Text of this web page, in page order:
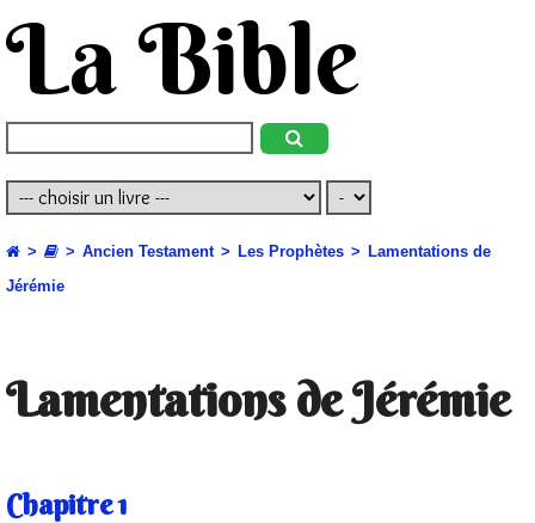
La Bible
Ancien Testament Les Prophètes
Lamentations de
Jérémie
Lamentations de Jérémie
Chapitre 1